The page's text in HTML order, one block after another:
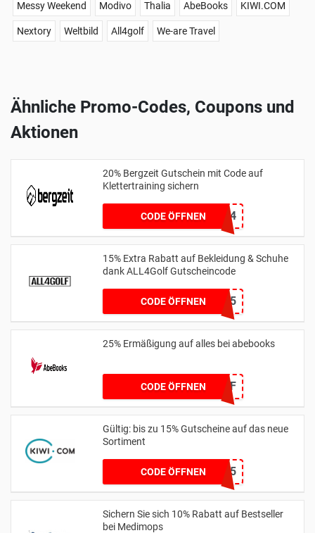
Messy Weekend Modivo Thalia AbeBooks KIWI.COM
Nextory Weltbild All4golf We-are Travel
Ähnliche Promo-Codes, Coupons und
Aktionen
20% Bergzeit Gutschein mit Code auf
Klettertraining sichern
CODE ÖFFNEN Gift4
15% Extra Rabatt auf Bekleidung & Schuhe
dank ALL4Golf Gutscheincode
CODE ÖFFNENEXTRA15
25% Ermäßigung auf alles bei abebooks
CODE ÖFFNEN25OFF
Gültig: bis zu 15% Gutscheine auf das neue
Sortiment
CODE ÖFFNEN
15KIWIHONEYTRIP15
Sichern Sie sich 10% Rabatt auf Bestseller
bei Medimops